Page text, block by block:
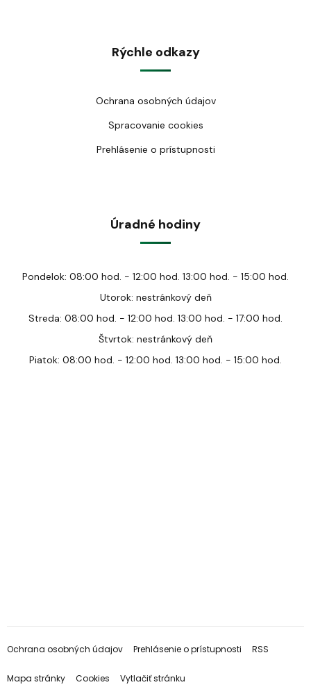
Rýchle odkazy
Ochrana osobných údajov
Spracovanie cookies
Prehlásenie o prístupnosti
Úradné hodiny
Pondelok: 08:00 hod. - 12:00 hod. 13:00 hod. - 15:00 hod.
Utorok: nestránkový deň
Streda: 08:00 hod. - 12:00 hod. 13:00 hod. - 17:00 hod.
Štvrtok: nestránkový deň
Piatok: 08:00 hod. - 12:00 hod. 13:00 hod. - 15:00 hod.
Ochrana osobných údajov Prehlásenie o prístupnosti RSS
Mapa stránky Cookies Vytlačiť stránku